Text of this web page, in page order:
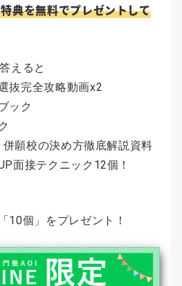
典を無料でプレゼントして
えると
抜完全攻略動画x2
ック
併願校の決め方徹底解説資料
面接テクニック12個！
10個」をプレゼント！